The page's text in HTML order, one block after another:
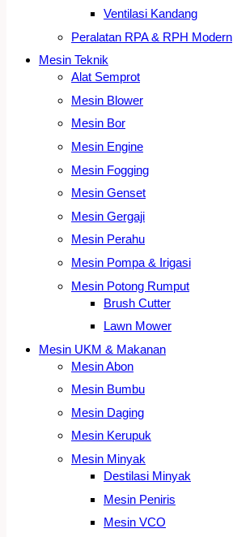
Ventilasi Kandang
Peralatan RPA & RPH Modern
Mesin Teknik
Alat Semprot
Mesin Blower
Mesin Bor
Mesin Engine
Mesin Fogging
Mesin Genset
Mesin Gergaji
Mesin Perahu
Mesin Pompa & Irigasi
Mesin Potong Rumput
Brush Cutter
Lawn Mower
Mesin UKM & Makanan
Mesin Abon
Mesin Bumbu
Mesin Daging
Mesin Kerupuk
Mesin Minyak
Destilasi Minyak
Mesin Peniris
Mesin VCO